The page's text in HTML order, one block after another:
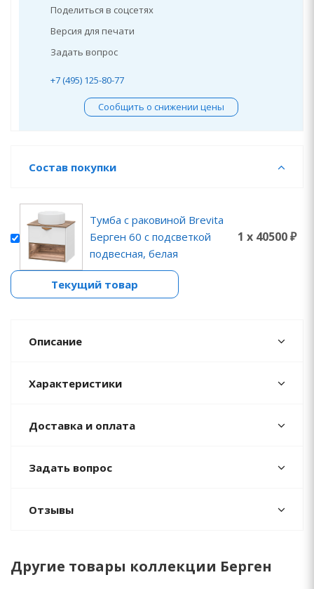
Поделиться в соцсетях
Версия для печати
Задать вопрос
+7 (495) 125-80-77
Сообщить о снижении цены
Состав покупки
Тумба с раковиной Brevita
Берген 60 с подсветкой
подвесная, белая
1 x 40500 ₽
Текущий товар
Описание
Характеристики
Доставка и оплата
Задать вопрос
Отзывы
Другие товары коллекции Берген